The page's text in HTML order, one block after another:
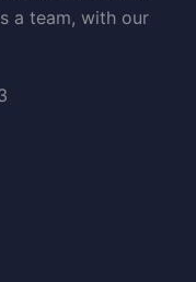
a team, with our